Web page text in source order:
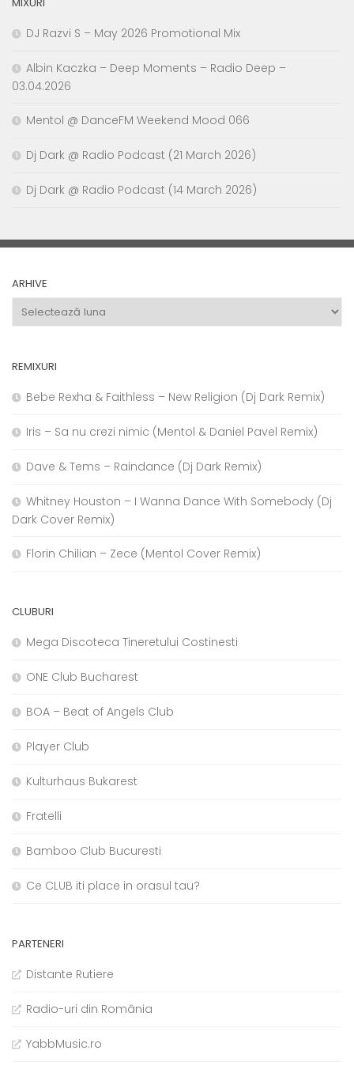
DJ Razvi S – May 2026 Promotional Mix
Albin Kaczka – Deep Moments – Radio Deep –
03.04.2026
Mentol @ DanceFM Weekend Mood 066
Dj Dark @ Radio Podcast (21 March 2026)
Dj Dark @ Radio Podcast (14 March 2026)
ARHIVE
Arhive
REMIXURI
Bebe Rexha & Faithless – New Religion (Dj Dark Remix)
Iris – Sa nu crezi nimic (Mentol & Daniel Pavel Remix)
Dave & Tems – Raindance (Dj Dark Remix)
Whitney Houston – I Wanna Dance With Somebody (Dj
Dark Cover Remix)
Florin Chilian – Zece (Mentol Cover Remix)
CLUBURI
Mega Discoteca Tineretului Costinesti
ONE Club Bucharest
BOA – Beat of Angels Club
Player Club
Kulturhaus Bukarest
Fratelli
Bamboo Club Bucuresti
Ce CLUB iti place in orasul tau?
PARTENERI
Distante Rutiere
Radio-uri din România
YabbMusic.ro